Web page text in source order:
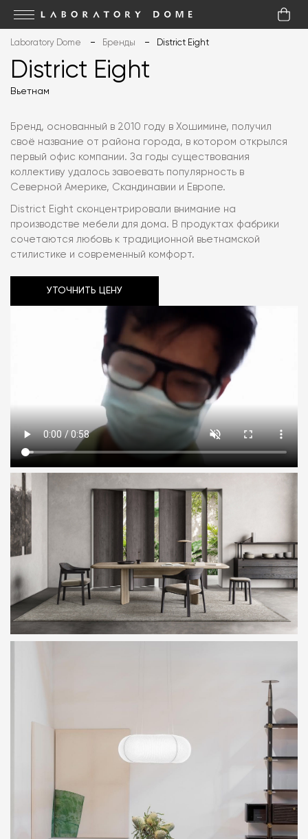
Laboratory Dome Бренды District Eight
District Eight
Вьетнам
Бренд, основанный в 2010 году в Хошимине, получил
своё название от района города, в котором открылся
первый офис компании. За годы существования
коллективу удалось завоевать популярность в
Северной Америке, Скандинавии и Европе.
District Eight сконцентрировали внимание на
производстве мебели для дома. В продуктах фабрики
сочетаются любовь к традиционной вьетнамской
стилистике и современный комфорт.
УТОЧНИТЬ ЦЕНУ